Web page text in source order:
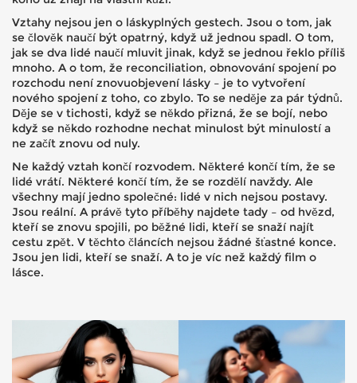
Vztahy nejsou jen o láskyplných gestech. Jsou o tom, jak
se člověk naučí být opatrný, když už jednou spadl. O tom,
jak se dva lidé naučí mluvit jinak, když se jednou řeklo příliš
mnoho. A o tom, že reconciliation, obnovování spojení po
rozchodu není znovuobjevení lásky – je to vytvoření
nového spojení z toho, co zbylo. To se neděje za pár týdnů.
Děje se v tichosti, když se někdo přizná, že se bojí, nebo
když se někdo rozhodne nechat minulost být minulostí a
ne začít znovu od nuly.
Ne každý vztah končí rozvodem. Některé končí tím, že se
lidé vrátí. Některé končí tím, že se rozdělí navždy. Ale
všechny mají jedno společné: lidé v nich nejsou postavy.
Jsou reální. A právě tyto příběhy najdete tady – od hvězd,
kteří se znovu spojili, po běžné lidi, kteří se snaží najít
cestu zpět. V těchto článcích nejsou žádné šťastné konce.
Jsou jen lidi, kteří se snaží. A to je víc než každý film o
lásce.